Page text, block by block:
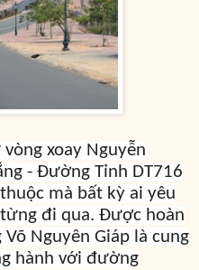
xoay Nguyễn
- Đường Tỉnh DT716
mà bất kỳ ai yêu
đi qua. Được hoàn
Nguyên Giáp là cung
hành với đường